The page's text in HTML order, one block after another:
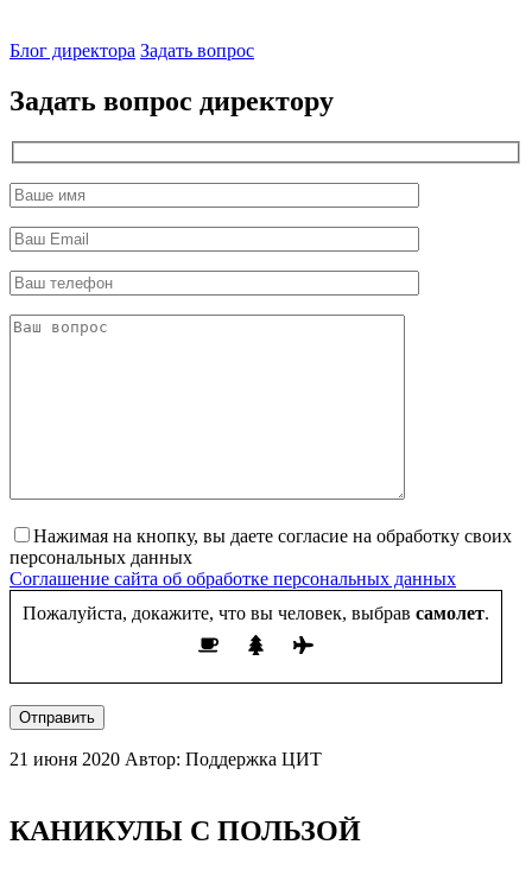
директор
Блог директора Задать вопрос
Задать вопрос директору
Нажимая на кнопку, вы даете согласие на обработку своих
персональных данных
Соглашение сайта об обработке персональных данных
Пожалуйста, докажите, что вы человек, выбрав самолет.
Отправить
21 июня 2020 Автор: Поддержка ЦИТ
КАНИКУЛЫ С ПОЛЬЗОЙ